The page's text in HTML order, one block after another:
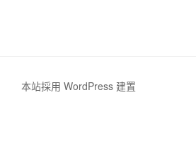
本站採用 WordPress 建置